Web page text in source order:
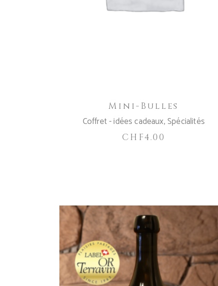
Mini-Bulles
Coffret - idées cadeaux,Spécialités
CHF4.00